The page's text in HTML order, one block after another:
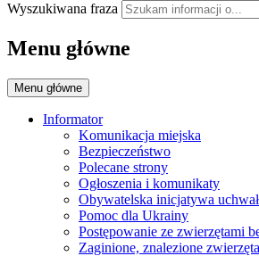
Wyszukiwana fraza
Menu główne
Menu główne
Informator
Komunikacja miejska
Bezpieczeństwo
Polecane strony
Ogłoszenia i komunikaty
Obywatelska inicjatywa
Pomoc dla Ukrainy
Postępowanie ze zwierzętami
Zaginione, znalezione zwierzęta